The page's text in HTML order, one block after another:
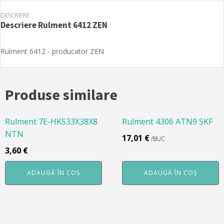
DESCRIERE
DescriereRulment 6412 ZEN
Rulment 6412 - producator ZEN
Produse similare
Rulment 7E-HKS33X38X8
NTN
3,60 €
ADAUGĂ ÎN COȘ
Rulment 4306 ATN9 SKF
17,01 €/BUC
ADAUGĂ ÎN COȘ